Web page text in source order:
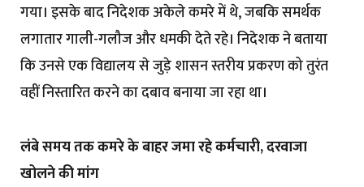
गया। इसके बाद निदेशक अकेले कमरे में थे, जबकि समर्थक
लगातार गाली-गलौज और धमकी देते रहे। निदेशक ने बताया
कि उनसे एक विद्यालय से जुड़े शासन स्तरीय प्रकरण को तुरंत
वहीं निस्तारित करने का दबाव बनाया जा रहा था।
लंबे समय तक कमरे के बाहर जमा रहे कर्मचारी, दरवाजा
खोलने की मांग